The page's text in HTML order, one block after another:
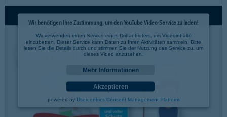
Wir benötigen Ihre Zustimmung, um den YouTube Video-Service zu laden!
Wir verwenden einen Service eines Drittanbieters, um Videoinhalte
einzubetten. Dieser Service kann Daten zu Ihren Aktivitäten sammeln. Bitte
lesen Sie die Details durch und stimmen Sie der Nutzung des Service zu, um
dieses Video anzusehen.
Mehr Informationen
Akzeptieren
powered by Usercentrics Consent Management Platform